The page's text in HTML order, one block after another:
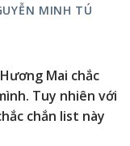
MINH TÚ
Mai chắc
Tuy nhiên với
chắn list này